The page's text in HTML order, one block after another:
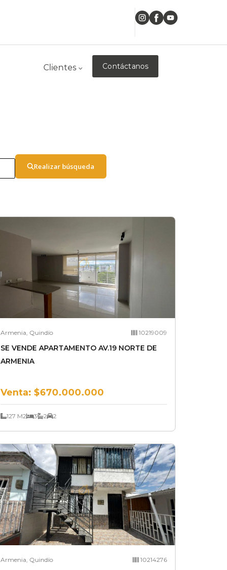
Clientes Contáctanos
Realizar búsqueda
Armenia, Quindío 10219009
SE VENDE APARTAMENTO AV.19 NORTE DE
ARMENIA
Venta: $670.000.000
127 M2 3 2 2
Armenia, Quindío 10214276